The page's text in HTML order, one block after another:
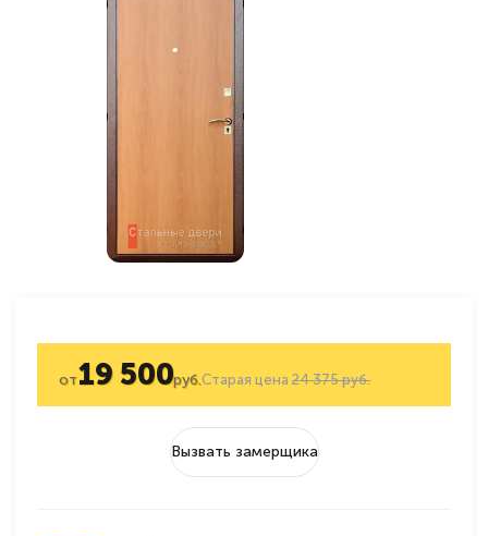
Старая цена24 375 руб.
от19 500руб.
Вызвать замерщика